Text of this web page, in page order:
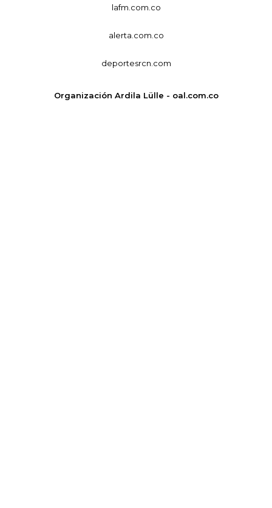
lafm.com.co
alerta.com.co
deportesrcn.com
Organización Ardila Lülle - oal.com.co